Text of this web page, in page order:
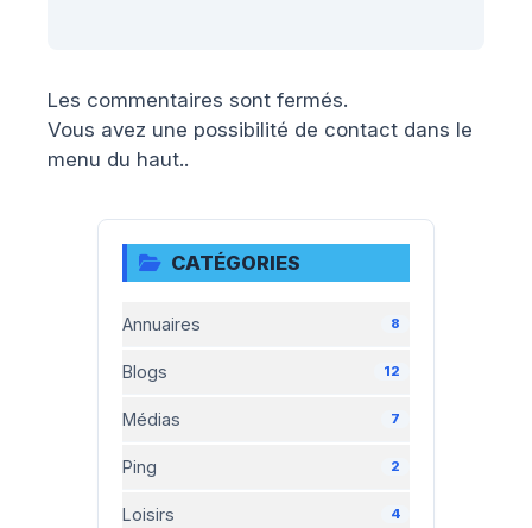
Les commentaires sont fermés.
Vous avez une possibilité de contact dans le
menu du haut..
CATÉGORIES
Annuaires 8
Blogs 12
Médias 7
Ping 2
Loisirs 4